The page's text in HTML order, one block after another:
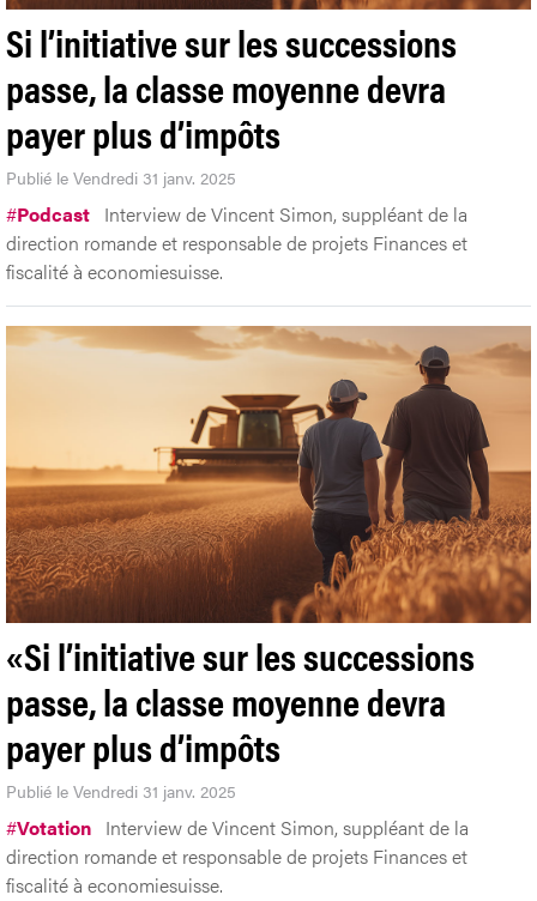
Si l’initiative sur les successions
passe, la classe moyenne devra
payer plus d’impôts
Publié le Vendredi 31 janv. 2025
#Podcast Interview de Vincent Simon, suppléant de la
direction romande et responsable de projets Finances et
fiscalité à economiesuisse.
«Si l’initiative sur les successions
passe, la classe moyenne devra
payer plus d’impôts
Publié le Vendredi 31 janv. 2025
#Votation Interview de Vincent Simon, suppléant de la
direction romande et responsable de projets Finances et
fiscalité à economiesuisse.